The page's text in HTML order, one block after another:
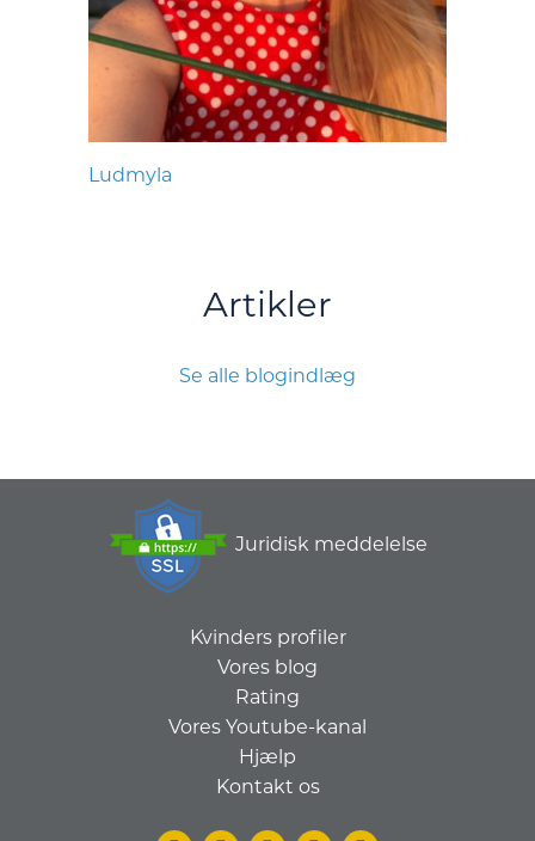
Ludmyla
Artikler
Se alle blogindlæg
Juridisk meddelelse
Kvinders profiler
Vores blog
Rating
Vores Youtube-kanal
Hjælp
Kontakt os